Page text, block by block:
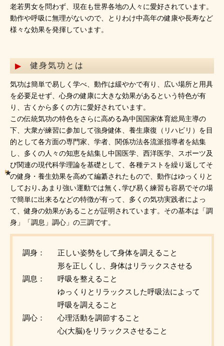
老若男女を問わず、現在も世界各地の人々に愛好されています。
動作や呼吸に無理がないので、とりわけ中高年の健康や長寿など
様々な効果を発揮しています。
健身気功とは
気功は簡単で易しく学べ、動作は緩やかで有り、広い場所と用具
を必要足せず、心身の健康に大きな効果があるという特色が有
り、古くから多くの方に愛好されています。
この伝統気功の特色をさらに高める為中国国家体育総局主導の
下、大衆が練習に参加して強身健体、養生康復（リハビリ）を目
的として各方面の専門家、学者、関係功法各流派指導者を結集
し、多くの人々の知恵を結集し中国医学、西洋医学、スポーツ及
び関連の現代科学理論を基礎として、各種テストを繰り返してそ
の健身・養生効果を高めて編纂されたもので、動作はゆっくりと
しており､あまり強い運動では無く､学び易く練習も容易でその場
で簡単に出来るなどの特徴が有って、多くの気功実践者によっ
て、健身の効果があることが証明されています。その基本は「調
身」「調息」調心」の三調です。
調身：
正しい姿勢をして身体を調えること
形を正しくし、身体はリラックスさせる
調息：
呼吸を整えること
ゆっくりとリラックスした呼吸法によって
呼吸を調えること
調心：
心理活動を調節すること
心(大脳)をリラックスさせること